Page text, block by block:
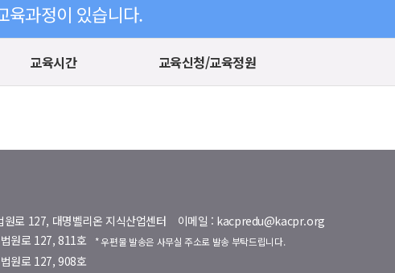
육과정이 있습니다.
교육시간 교육신청/교육정원
로 127, 대명벨리온 지식산업센터 이메일 : kacpredu@kacpr.org
원로 127, 811호
* 우편물 발송은 사무실 주소로 발송 부탁드립니다.
원로 127, 908호